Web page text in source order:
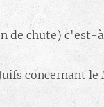
de chute)
concernant